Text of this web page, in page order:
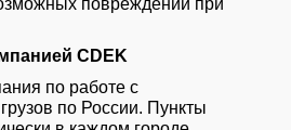
повреждений при
CDEK
по работе с
по России. Пункты